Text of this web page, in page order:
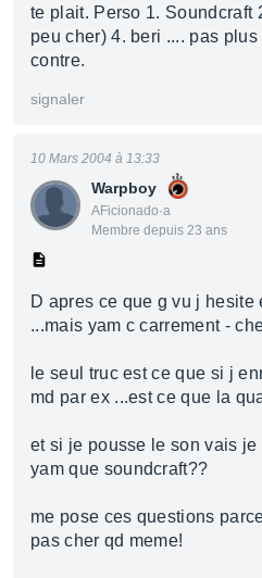
te plait. Perso 1. Soundcraft
peu cher) 4. beri .... pas
contre.
signaler
Warpboy
AFicionado·a
Membre depuis 23 ans
10 Mars 2004 à 13:33
D apres ce que g vu j hesite
...mais yam c carrement -
le seul truc est ce que si j
md par ex ...est ce que la
et si je pousse le son vais
yam que soundcraft??
me pose ces questions
pas cher qd meme!